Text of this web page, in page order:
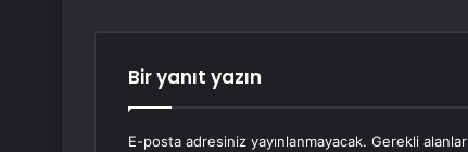
Bir yanıt yazın
E-posta adresiniz yayınlanmayacak. Gerekli alanlar